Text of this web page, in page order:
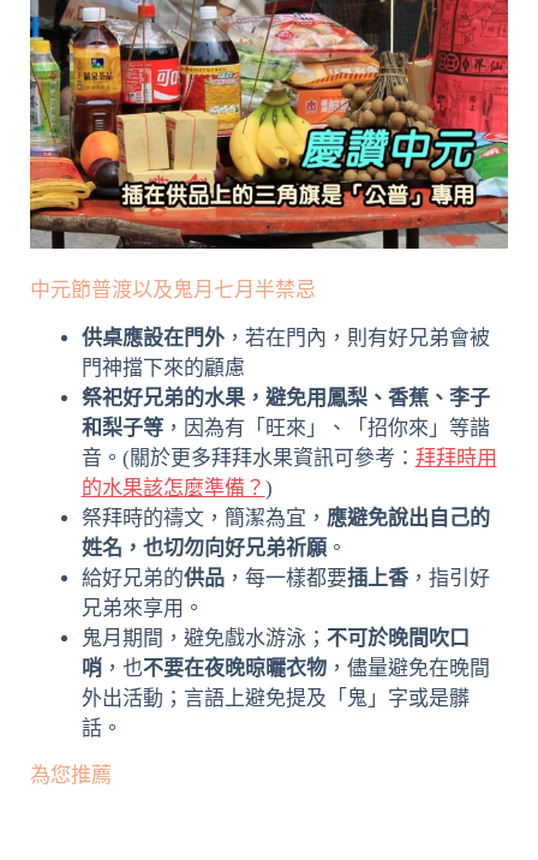
中元節普渡以及鬼月七月半禁忌
供桌應設在門外，若在門內，則有好兄弟會被
門神擋下來的顧慮
祭祀好兄弟的水果，避免用鳳梨、香蕉、李子
和梨子等，因為有「旺來」、「招你來」等諧
音。(關於更多拜拜水果資訊可參考： 拜拜時用
的水果該怎麼準備？ )
祭拜時的禱文，簡潔為宜， 應避免說出自己的
姓名，也切勿向好兄弟祈願。
給好兄弟的供品，每一樣都要插上香，指引好
兄弟來享用。
鬼月期間，避免戲水游泳； 不可於晚間吹口
哨，也不要在夜晚晾曬衣物，儘量避免在晚間
外出活動；言語上避免提及「鬼」字或是髒
話。
為您推薦